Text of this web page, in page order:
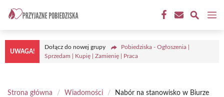
treści
UWAGA!
Dołącz do nowej grupy
Pobiedziska - Ogłoszenia |
Sprzedam | Kupię | Zamienię | Praca
Strona główna / Wiadomości /
Nabór na stanowisko w Biurze